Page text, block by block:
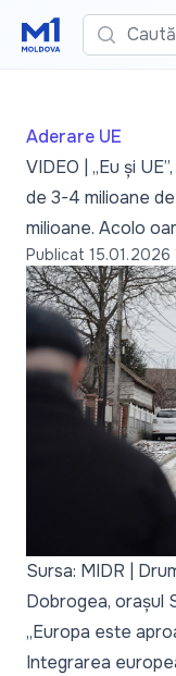
Caută
Aderare UE
VIDEO | „Eu și
de 3-4 milioane
milioane. Acolo
Publicat 15.01.2026
Sursa: MIDR |
Dobrogea, orașul
„Europa este
Integrarea